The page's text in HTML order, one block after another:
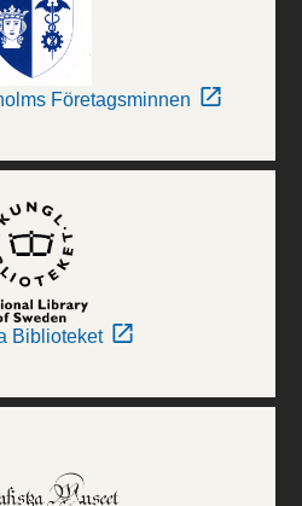
Företagsminnen
Biblioteket